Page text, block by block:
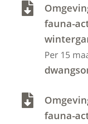

fauna-
Per 15

fauna-